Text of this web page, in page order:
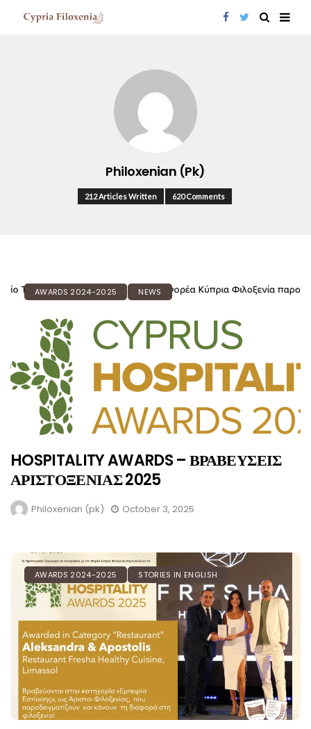
Philoxenian (pk)
212 Articles Written 620 Comments
AWARDS 2024-2025 NEWS
HOSPITALITY AWARDS – ΒΡΑΒΕΥΣΕΙΣ
ΑΡΙΣΤΟΞΕΝΙΑΣ 2025
Philoxenian (pk) October 3, 2025
AWARDS 2024-2025 STORIES IN ENGLISH